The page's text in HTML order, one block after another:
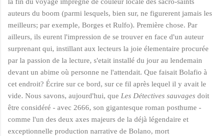
la fin du voyage imprégné de couleur locale des sacro-saints
auteurs du boom (parmi lesquels, bien sur, ne figurerent jamais les
meilleurs; par exemple, Borges et Rulfo). Première chose. Par
ailleurs, ils eurent l'impression de se trouver en face d'un auteur
surprenant qui, instillant aux lecteurs la joie élementaire procurée
par la passion de la lecture, s'etait installé du jour au lendemain
devant un abime où personne ne l'attendait. Que faisait Bolafio à
cet endroit? Écrire sur ce bord, sur ce fil après lequel il y avait le
vide. Nous savons, aujourd'hui, que Les Détectives sauvages doit
être considéré - avec 2666, son gigantesque roman posthume -
comme l'un des deux axes majeurs de la déjà légendaire et
exceptionnelle production narrative de Bolano, mort